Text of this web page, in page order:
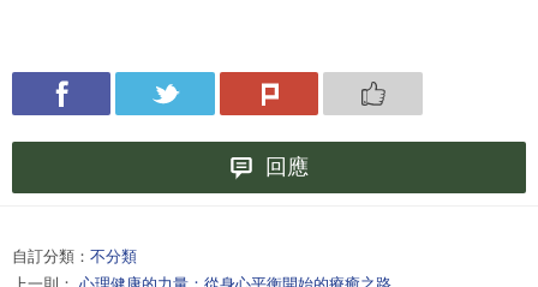
回應
自訂分類： 不分類